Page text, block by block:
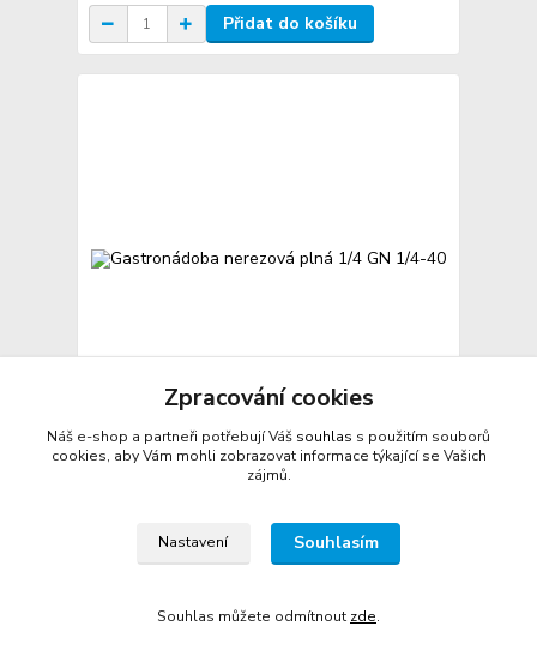
Přidat do košíku
Gastronádoba nerezová plná 1/4 GN 1/4-40
Přidat do košíku
Zpracování cookies
Náš e-shop a partneři potřebují Váš souhlas s použitím souborů
cookies, aby Vám mohli zobrazovat informace týkající se Vašich
zájmů.
Nastavení Souhlasím
Souhlas můžete odmítnout zde.